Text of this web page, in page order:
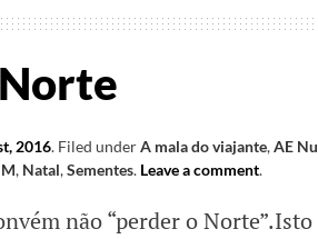
2016. Filed underA mala do viajante,AE
, Natal,Sementes. Leave a comment.
não “perder o